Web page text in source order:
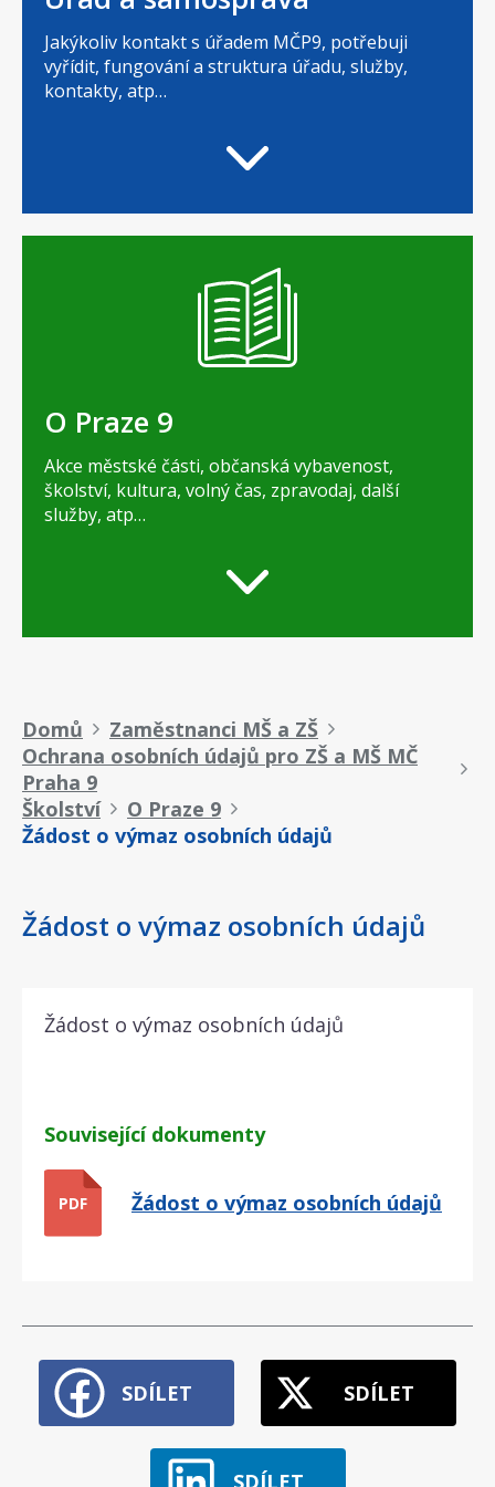
Jakýkoliv kontakt s úřadem MČP9, potřebuji
vyřídit, fungování a struktura úřadu, služby,
kontakty, atp…
O Praze 9
Akce městské části, občanská vybavenost,
školství, kultura, volný čas, zpravodaj, další
služby, atp…
Drobečková
navigace
Domů
Zaměstnanci MŠ a ZŠ
Ochrana osobních údajů pro ZŠ a MŠ MČ
Praha 9
Školství
O Praze 9
Žádost o výmaz osobních údajů
Žádost o výmaz osobních údajů
Žádost o výmaz osobních údajů
Související dokumenty
PDF Žádost o výmaz osobních údajů
SDÍLET SDÍLET
SDÍLET